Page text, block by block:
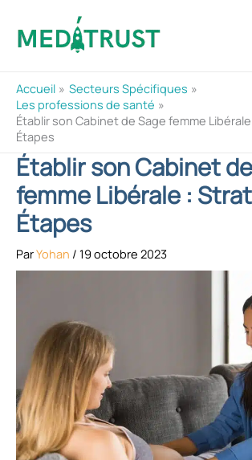
contenu
Accueil
Secteurs Spécifiques
Les professions de santé
Établir son Cabinet de Sage femme
Étapes
Établir son Cabinet
femme Libérale :
Étapes
ParYohan / 19 octobre 2023